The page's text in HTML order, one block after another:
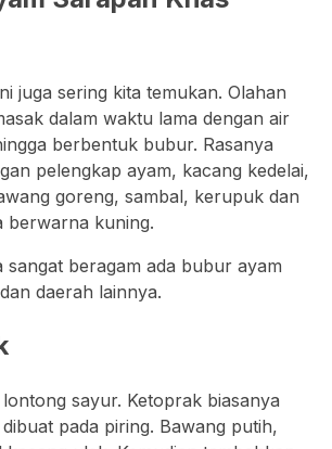
juga sering kita temukan. Olahan
dalam waktu lama dengan air
berbentuk bubur. Rasanya
pelengkap ayam, kacang kedelai,
goreng, sambal, kerupuk dan
berwarna kuning.
sangat beragam ada bubur ayam
daerah lainnya.
sayur. Ketoprak biasanya
pada piring. Bawang putih,